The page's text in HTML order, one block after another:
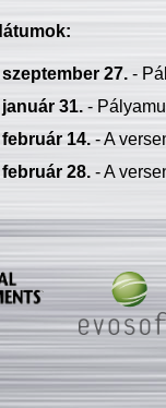
szeptember 27.-
31.-
14.- A
28.- A